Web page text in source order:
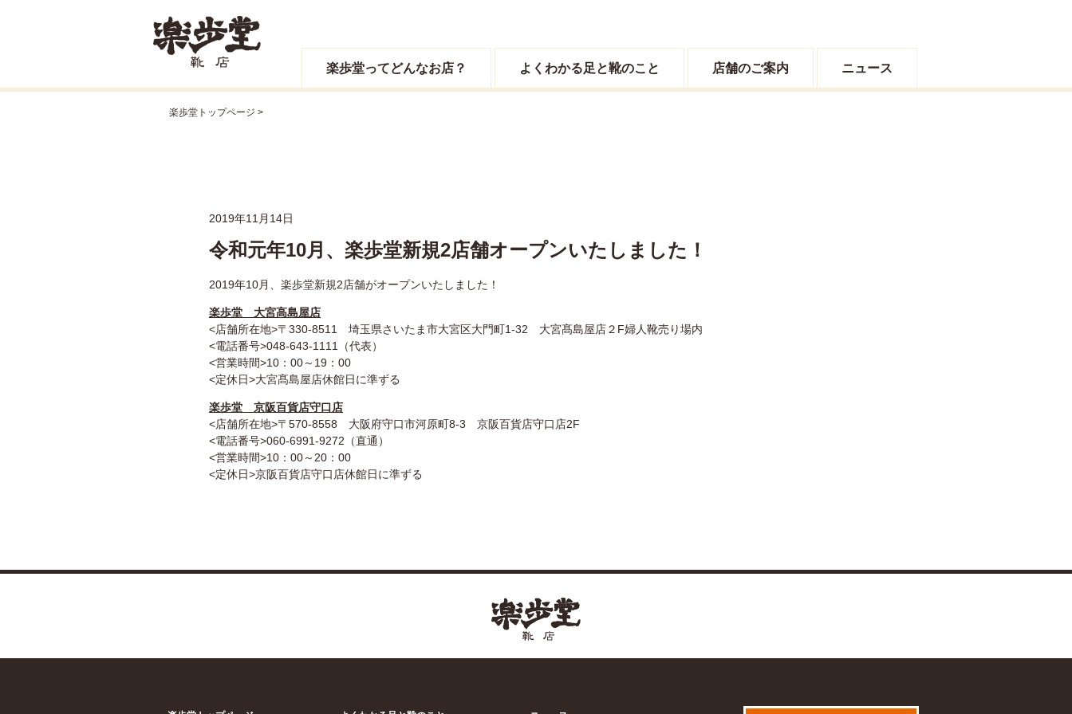
楽歩堂ってどんなお店？ よくわかる足と靴のこと 店舗のご案内 ニュース
楽歩堂トップページ
2019年11月14日
令和元年10月、楽歩堂新規2店舗オープンいたしました！
2019年10月、楽歩堂新規2店舗がオープンいたしました！
楽歩堂 大宮高島屋店
<店舗所在地>〒330-8511 埼玉県さいたま市大宮区大門町1-32 大宮髙島屋店２F婦人靴売り場内
<電話番号>048-643-1111（代表）
<営業時間>10：00～19：00
<定休日>大宮髙島屋店休館日に準ずる
楽歩堂 京阪百貨店守口店
<店舗所在地>〒570-8558 大阪府守口市河原町8-3 京阪百貨店守口店2F
<電話番号>060-6991-9272（直通）
<営業時間>10：00～20：00
<定休日>京阪百貨店守口店休館日に準ずる